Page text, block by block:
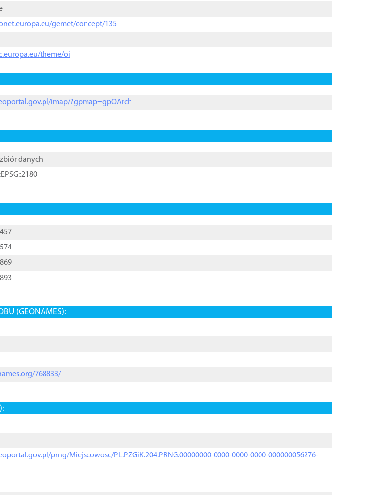
gemet/concept/135
theme/oi
imap/?gpmap=gpOArch
zbiór danych
(GEONAMES):
768833/
prng/Miejscowosc/PL.PZGiK.204.PRNG.00000000-0000-0000-0000-000000056276-